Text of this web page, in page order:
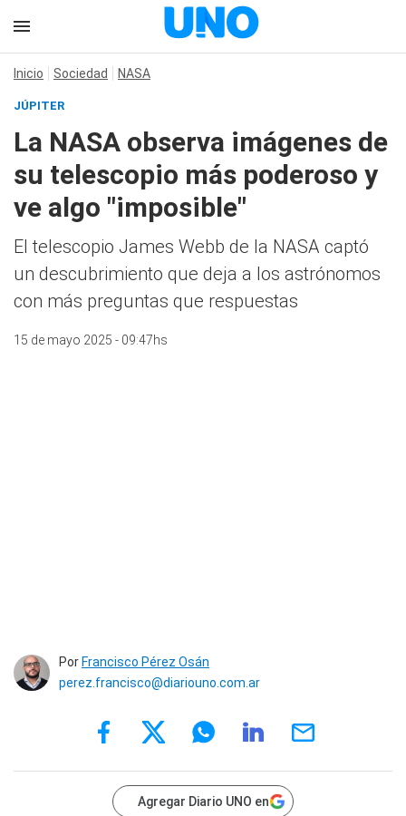
Inicio Sociedad NASA
JÚPITER
La NASA observa imágenes de
su telescopio más poderoso y
ve algo "imposible"
El telescopio James Webb de la NASA captó
un descubrimiento que deja a los astrónomos
con más preguntas que respuestas
15 de mayo 2025 - 09:47hs
Por Francisco Pérez Osán
perez.francisco@diariouno.com.ar
Agregar Diario UNO en